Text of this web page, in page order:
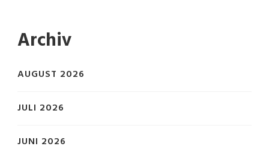
Archiv
AUGUST 2026
JULI 2026
JUNI 2026